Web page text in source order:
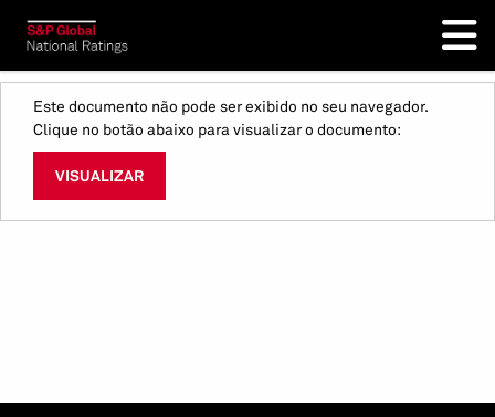
Este documento não pode ser exibido no seu navegador.
Clique no botão abaixo para visualizar o documento:
VISUALIZAR